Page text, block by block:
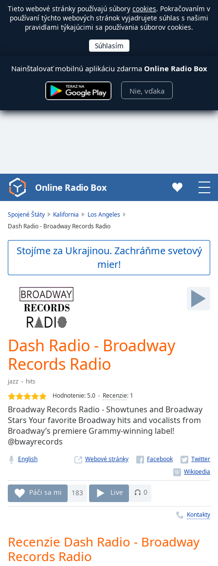
Tieto webové stránky používajú súbory cookies. Pokračovaním v
používaní týchto webových stránok vyjadrujete súhlas s našimi
pravidlami týkajúcimi sa používania súborov cookies.
Nainštalovať mobilnú aplikáciu zdarma Online Radio Box
Nie, vďaka
Video
Player
loading.
Video
Backward
Forward
Current
0:00
Duration -:-
0.00%
Stream
Type
Seek to
live,
currently
behind
liveLIVE
Remaining
1x
Playback
Rate
Chapters
Descriptions
Online Radio Box
Spojené Štáty Kalifornia
Los Angeles
Dash Radio - Broadway Records Radio
Stojíme za Ukrajinou. Zachráňme svetový
mier!
Dash Radio - Broadway
Records Radio
jazz
hits
Hodnotenie:5.0 Recenzie: 1
Broadway Records Radio - Showtunes and Broadway
Stars Your favorite Broadway hits and vocalists from
Broadway’s premiere Grammy-winning label!
@bwayrecords
English Webové stránky
Páči sa mi 183 Live 0
Kontakty
Recenzie Dash Radio - Broadway
Records Radio